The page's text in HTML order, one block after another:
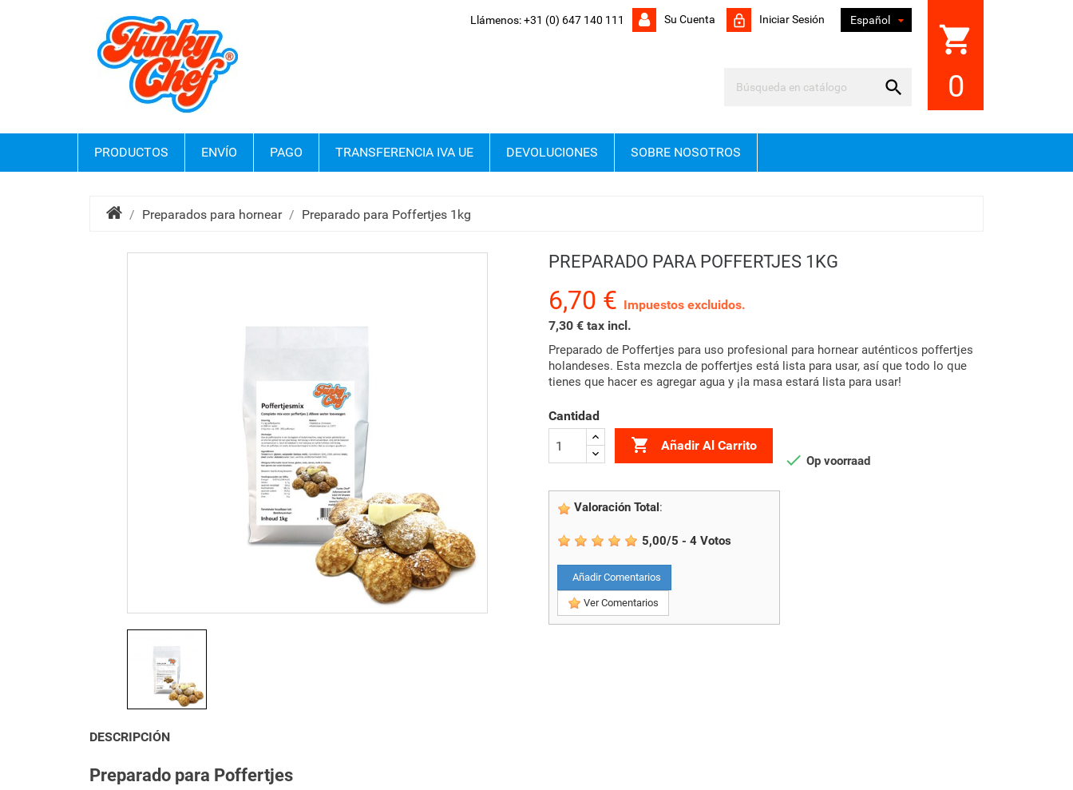
shopping_cart
0
Español
Su Cuenta  Iniciar Sesión
Llámenos:+31 (0) 647 140 111

PRODUCTOS ENVÍO PAGO TRANSFERENCIA IVA UE DEVOLUCIONES SOBRE NOSOTROS
Preparados para hornear Preparado para Poffertjes 1kg
PREPARADO PARA POFFERTJES 1KG
6,70 € Impuestos excluidos.
7,30 € tax incl.
Preparado de Poffertjes para uso profesional para hornear auténticos poffertjes
holandeses. Esta mezcla de poffertjes está lista para usar, así que todo lo que
tienes que hacer es agregar agua y ¡la masa estará lista para usar!
Cantidad
 Añadir Al Carrito
 Op voorraad
Valoración Total:
5,00/5 - 4 Votos
Añadir Comentarios
Ver Comentarios
DESCRIPCIÓN
Preparado para Poffertjes